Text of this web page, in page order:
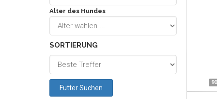
Alter des Hundes
SORTIERUNG